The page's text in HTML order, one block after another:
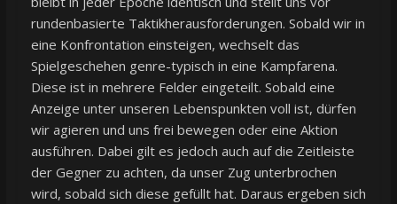
rundenbasierte Taktikherausforderungen. Sobald wir in
eine Konfrontation einsteigen, wechselt das
Spielgeschehen genre-typisch in eine Kampfarena.
Diese ist in mehrere Felder eingeteilt. Sobald eine
Anzeige unter unseren Lebenspunkten voll ist, dürfen
wir agieren und uns frei bewegen oder eine Aktion
ausführen. Dabei gilt es jedoch auch auf die Zeitleiste
der Gegner zu achten, da unser Zug unterbrochen
wird, sobald sich diese gefüllt hat. Daraus ergeben sich